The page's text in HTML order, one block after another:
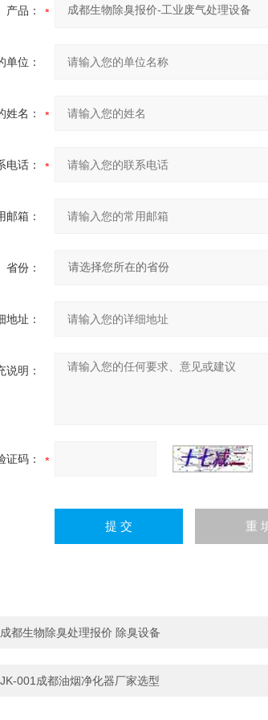
产品：
单位：
姓名：
电话：
邮箱：
省份：
地址：
说明：
证码：
成都生物除臭处理报价 除臭设备
JK-001成都油烟净化器厂家选型